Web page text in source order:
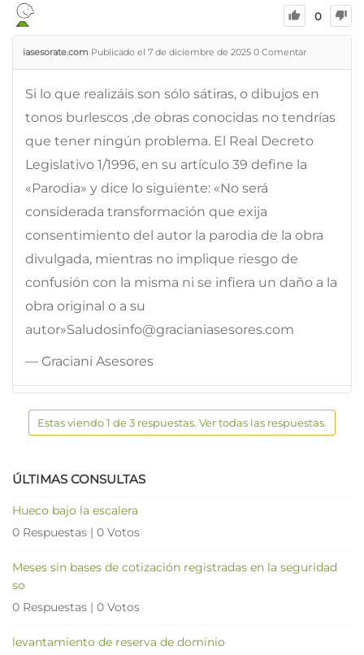
0
iasesorate.com Publicado el 7 de diciembre de 2025 0 Comentar
Si lo que realizáis son sólo sátiras, o dibujos en
tonos burlescos ,de obras conocidas no tendrías
que tener ningún problema. El Real Decreto
Legislativo 1/1996, en su artículo 39 define la
«Parodia» y dice lo siguiente: «No será
considerada transformación que exija
consentimiento del autor la parodia de la obra
divulgada, mientras no implique riesgo de
confusión con la misma ni se infiera un daño a la
obra original o a su
autor»Saludosinfo@gracianiasesores.com
— Graciani Asesores
Estas viendo 1 de 3 respuestas. Ver todas las respuestas.
ÚLTIMAS CONSULTAS
Hueco bajo la escalera
0 Respuestas | 0 Votos
Meses sin bases de cotización registradas en la seguridad
so
0 Respuestas | 0 Votos
levantamiento de reserva de dominio